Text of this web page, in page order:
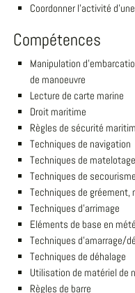
Coordonner l'activité
Compétences
Manipulation
de manoeuvre
Lecture de carte marine
Droit maritime
Règles de sécurité
Techniques de navigation
Techniques de matelotage
Techniques de
Techniques de gréement,
Techniques d'arrimage
Eléments de base en
Techniques d'amarrage/
Techniques de déhalage
Utilisation de matériel de
Règles de barre